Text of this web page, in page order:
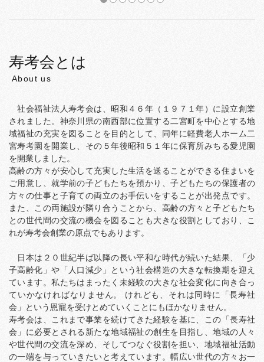
寿考会とは
About us
社会福祉法人寿考会は、昭和４６年（１９７１年）に設立創業
されました。神奈川県の南西部に位置する二宮町を中心とする地
域福祉の充実を図ることを目的として、同年に軽費老人ホーム二
宮寿考園を開業し、その５年後昭和５１年に保育所みちる愛児園
を開業しました。
高齢の方々が安心して充実した生活を送ることができる住まいを
ご用意し、就学前の子どもたちを預かり、子どもたちの保護者の
方々の仕事と子育ての両立のお手伝いをすることが出発点です。
また、この両施設が隣り合うことから、高齢の方々と子どもたち
との世代間の交流の機会を図ることも大きな役割としており、こ
れが寿考会創業の原点でもあります。
日本は２０世紀半ば以降の長い平和な時代が続いた結果、「少
子高齢化」や「人口減少」という社会構造の大きな転換期を迎え
ています。私たちはまったく未経験の大きな社会変化に向き合っ
ていかなければなりません。 けれども、それは同時に「長寿社
会」という恩寵を受けとめていくことにもほかなりません。
寿考会は、これまで事業を続けてきた経験を基に、この「長寿社
会」に必要とされる新たな地域福祉の創生を目指し、地域の人々
や世代間の交流を深め、そしてつなぐ役割を担い、地域福祉活動
の一端を与っていきたいと考えています。幅広い世代の方々お一